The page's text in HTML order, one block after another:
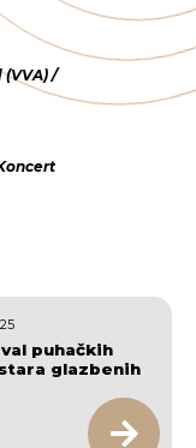
puhačkih
glazbenih